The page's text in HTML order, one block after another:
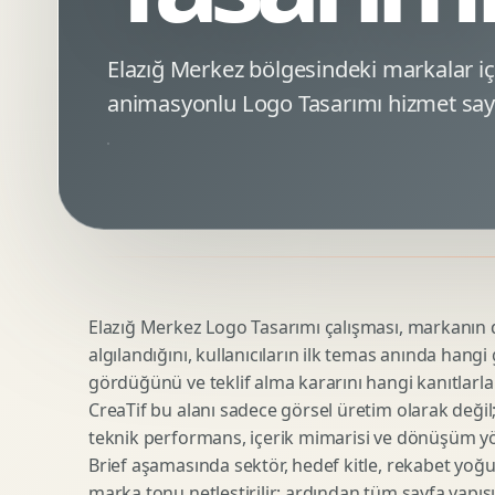
Minimal Logo Tasarimi
Amblem Tasarimi
Logo Revizyonu
Tipografik Logo Tasarimi
Startup Logo Tasarimi
Google Ads Reklam Tasarimi
Kampanya Stratejisi
Performans Reklam Kreatifleri
SEO Denetimi
E Ticaret SEO
Urun Gorsellestirme
3D Reklam Gorseli
Cgi Kampanya Gorseli
Motion 3D
3D Karakter Tasarimi
Elazığ Merkez bölgesindeki markalar
animasyonlu Logo Tasarımı hizmet
Elazığ Merkez Logo Tasarımı çalışması,
algılandığını, kullanıcıların ilk temas anında
gördüğünü ve teklif alma kararını hangi
CreaTif bu alanı sadece görsel üretim olarak
teknik performans, içerik mimarisi ve dönüşüm
Brief aşamasında sektör, hedef kitle, rekabet